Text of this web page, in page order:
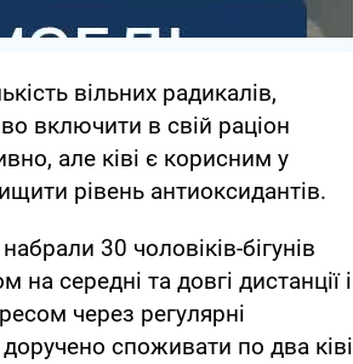
вільних радикалів,
включити в свій раціон
але ківі є корисним у
рівень антиоксидантів.
30 чоловіків-бігунів
на середні та довгі дистанції і
через регулярні
споживати по два ківі